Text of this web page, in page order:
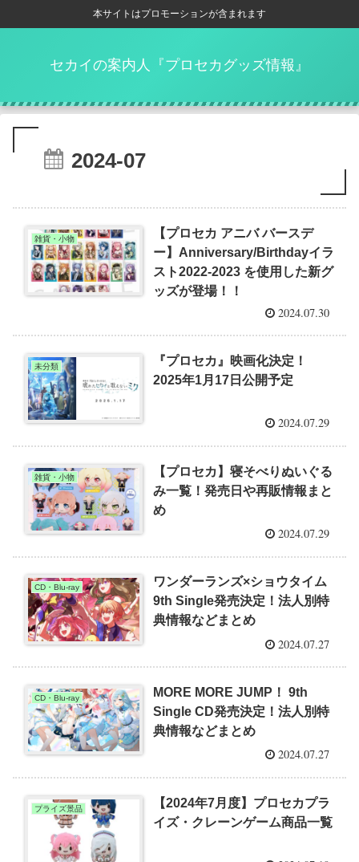
本サイトはプロモーションが含まれます
セカイの案内人『プロセカグッズ情報』
2024-07
雑貨・小物
【プロセカ アニバ バースデ
ー】Anniversary/Birthdayイラ
スト2022-2023 を使用した新グ
ッズが登場！！
2024.07.30
未分類
『プロセカ』映画化決定！
2025年1月17日公開予定
2024.07.29
雑貨・小物
【プロセカ】寝そべりぬいぐる
み一覧！発売日や再販情報まと
め
2024.07.29
CD・Blu-ray
ワンダーランズ×ショウタイム
9th Single発売決定！法人別特
典情報などまとめ
2024.07.27
CD・Blu-ray
MORE MORE JUMP！ 9th
Single CD発売決定！法人別特
典情報などまとめ
2024.07.27
プライズ景品
【2024年7月度】プロセカプラ
イズ・クレーンゲーム商品一覧